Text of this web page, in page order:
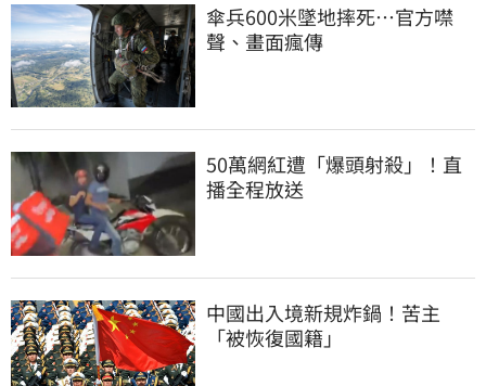
傘兵600米墜地摔死…官方噤
聲、畫面瘋傳
50萬網紅遭「爆頭射殺」！直
播全程放送
中國出入境新規炸鍋！苦主
「被恢復國籍」